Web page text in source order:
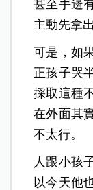
甚至手邊
主動先拿
可是，如
正孩子哭
採取這種
在外面其
不太行。
人跟小孩
以今天他